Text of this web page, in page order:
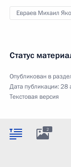
Евраев Михаил
Статус
Опубликован в
Дата публикации:28
Текстовая версия
2